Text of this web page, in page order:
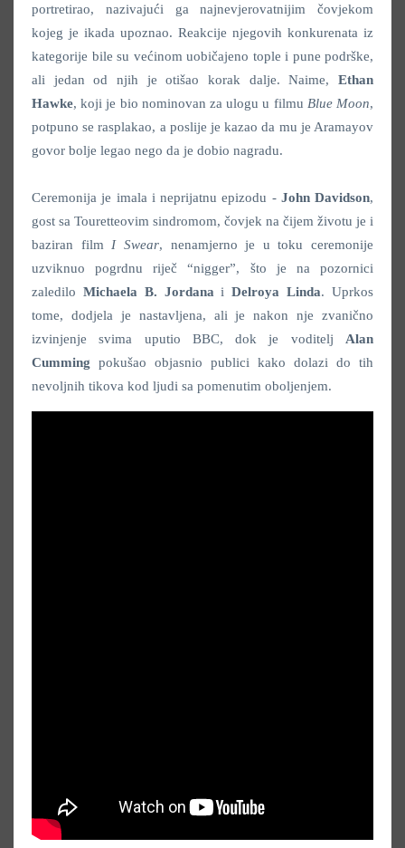
portretirao, nazivajući ga najnevjerovatnijim čovjekom
kojeg je ikada upoznao. Reakcije njegovih konkurenata iz
kategorije bile su većinom uobičajeno tople i pune podrške,
ali jedan od njih je otišao korak dalje. Naime, Ethan
Hawke, koji je bio nominovan za ulogu u filmu Blue Moon,
potpuno se rasplakao, a poslije je kazao da mu je Aramayov
govor bolje legao nego da je dobio nagradu.
Ceremonija je imala i neprijatnu epizodu - John Davidson,
gost sa Touretteovim sindromom, čovjek na čijem životu je i
baziran film I Swear, nenamjerno je u toku ceremonije
uzviknuo pogrdnu riječ “nigger”, što je na pozornici
zaledilo Michaela B. Jordana iDelroya Linda. Uprkos
tome, dodjela je nastavljena, ali je nakon nje zvanično
izvinjenje svima uputio BBC, dok je voditelj Alan
Cumming pokušao objasnio publici kako dolazi do tih
nevoljnih tikova kod ljudi sa pomenutim oboljenjem.